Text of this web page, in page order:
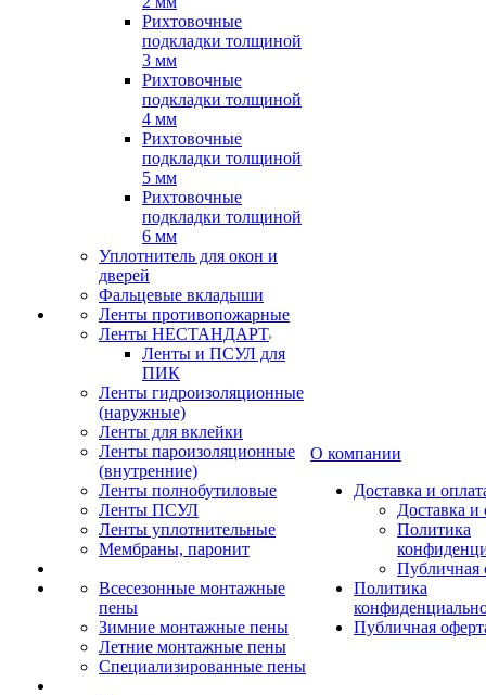
Рихтовочные
подкладки толщиной
3 мм
Рихтовочные
подкладки толщиной
4 мм
Рихтовочные
подкладки толщиной
5 мм
Рихтовочные
подкладки толщиной
6 мм
Уплотнитель для окон и
дверей
Фальцевые вкладыши
Ленты противопожарные
Ленты НЕСТАНДАРТ
Ленты и ПСУЛ для
ПИК
Ленты гидроизоляционные
(наружные)
Ленты для вклейки
Ленты пароизоляционные
(внутренние)
Ленты полнобутиловые
Ленты ПСУЛ
Ленты уплотнительные
Мембраны, паронит
Всесезонные монтажные
пены
Зимние монтажные пены
Летние монтажные пены
Специализированные пены
О компании
Доставка и
Доставка и
Политика
Публичная
Политика
Публичная